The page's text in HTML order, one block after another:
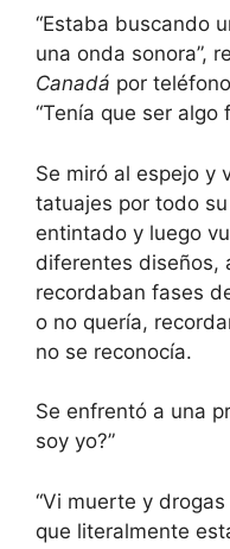
“Estaba buscando
una onda sonora”,
Canadá por
“Tenía que ser algo
Se miró al espejo y
tatuajes por todo
entintado y luego
diferentes diseños,
recordaban fases
o no quería,
no se reconocía.
Se enfrentó a una
soy yo?”
“Vi muerte y
que literalmente